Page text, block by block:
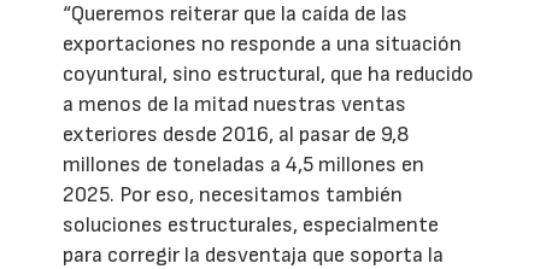
“Queremos reiterar que la caída de las
exportaciones no responde a una situación
coyuntural, sino estructural, que ha reducido
a menos de la mitad nuestras ventas
exteriores desde 2016, al pasar de 9,8
millones de toneladas a 4,5 millones en
2025. Por eso, necesitamos también
soluciones estructurales, especialmente
para corregir la desventaja que soporta la